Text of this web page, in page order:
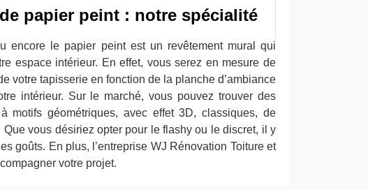
papier peint : notre spécialité
encore le papier peint est un revêtement mural qui
espace intérieur. En effet, vous serez en mesure de
votre tapisserie en fonction de la planche d’ambiance
intérieur. Sur le marché, vous pouvez trouver des
motifs géométriques, avec effet 3D, classiques, de
vous désiriez opter pour le flashy ou le discret, il y
goûts. En plus, l’entreprise WJ Rénovation Toiture et
votre projet.